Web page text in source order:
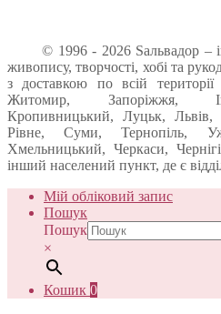
© 1996 - 2026 Sальвадор –
живопису, творчості, хобі та
з доставкою по всій
Житомир, Запоріжжя,
Кропивницький, Луцьк, Львів,
Рівне, Суми, Тернопіль,
Хмельницький, Черкаси,
інший населений пункт, де є
Мій обліковий запис
Пошук
Пошук
×
Кошик 0